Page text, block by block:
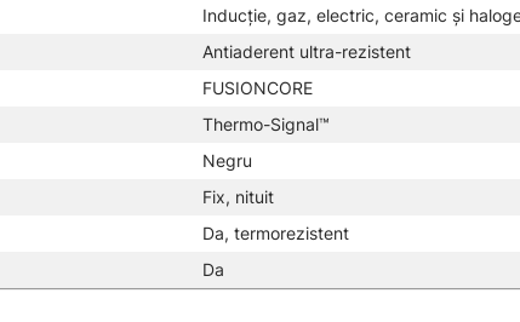
Inducție, gaz, electric, ceramic și
Antiaderent ultra-rezistent
FUSIONCORE
Thermo-Signal™
Negru
Fix, nituit
Da, termorezistent
Da